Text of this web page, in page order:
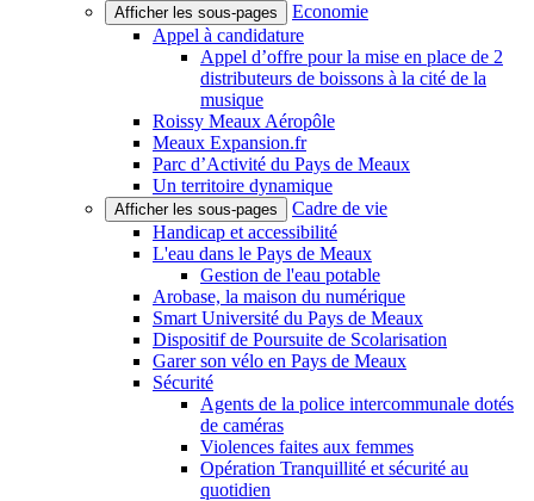
Afficher les sous-pages
Economie
Appel à candidature
Appel d’offre pour la mise en place de 2
distributeurs de boissons à la cité de la
musique
Roissy Meaux Aéropôle
Meaux Expansion.fr
Parc d’Activité du Pays de Meaux
Un territoire dynamique
Afficher les sous-pages
Cadre de vie
Handicap et accessibilité
L'eau dans le Pays de Meaux
Gestion de l'eau potable
Arobase, la maison du numérique
Smart Université du Pays de Meaux
Dispositif de Poursuite de Scolarisation
Garer son vélo en Pays de Meaux
Sécurité
Agents de la police intercommunale dotés
de caméras
Violences faites aux femmes
Opération Tranquillité et sécurité au
quotidien